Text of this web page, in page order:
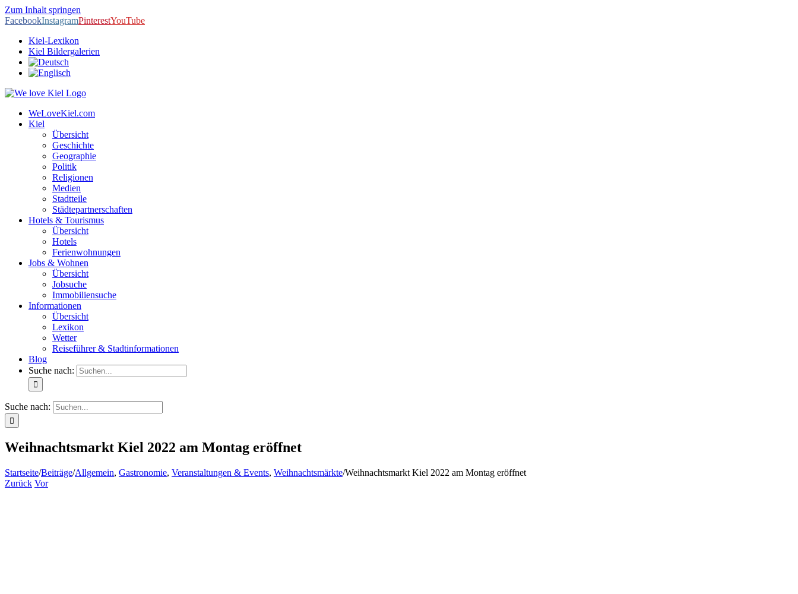
Zum Inhalt springen
FacebookInstagramPinterestYouTube
Kiel-Lexikon
Kiel Bildergalerien
WeLoveKiel.com
Kiel
Übersicht
Geschichte
Geographie
Politik
Religionen
Medien
Stadtteile
Städtepartnerschaften
Hotels & Tourismus
Übersicht
Hotels
Ferienwohnungen
Jobs & Wohnen
Übersicht
Jobsuche
Immobiliensuche
Informationen
Übersicht
Lexikon
Wetter
Reiseführer & Stadtinformationen
Blog
Suche nach:
Suche nach:
Weihnachtsmarkt Kiel 2022 am Montag eröffnet
Startseite/Beiträge/Allgemein, Gastronomie, Veranstaltungen & Events, Weihnachtsmärkte/Weihnachtsmarkt Kiel 2022 am Montag eröffnet
Zurück Vor